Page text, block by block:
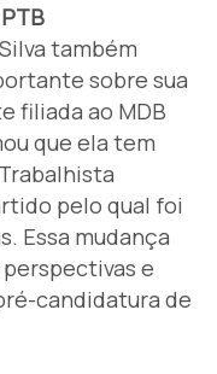
também
sobre sua
filiada ao MDB
que ela tem
pelo qual foi
Essa mudança
e
candidatura de